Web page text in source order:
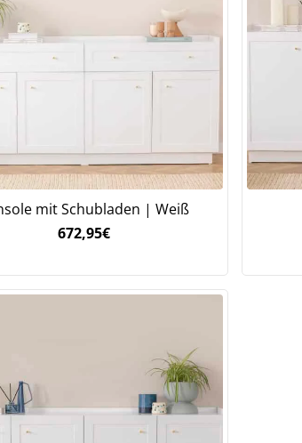
mit Schubladen | Weiß
672,95€